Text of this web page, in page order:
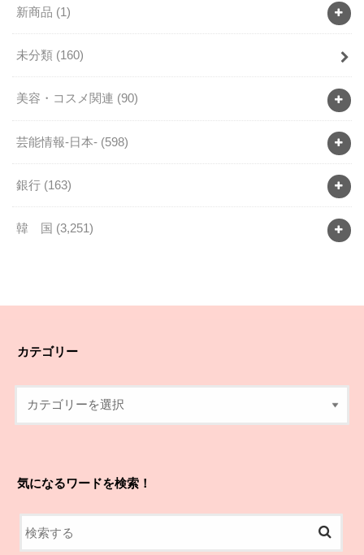
新商品 (1)
未分類 (160)
美容・コスメ関連 (90)
芸能情報-日本- (598)
銀行 (163)
韓 国 (3,251)
カテゴリー
気になるワードを検索！